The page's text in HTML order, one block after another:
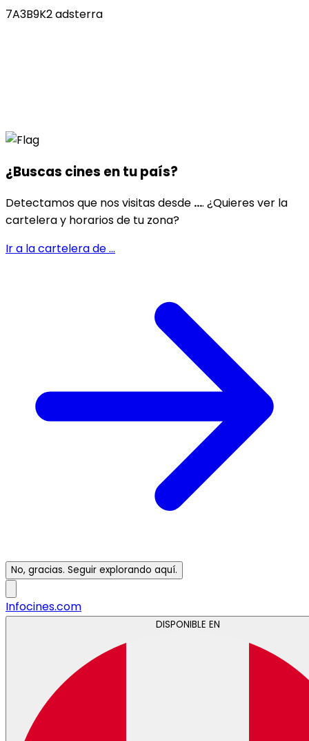
7A3B9K2 adsterra
¿Buscas cines entu país?
Detectamos que nos visitas desde .... ¿Quieres ver la
cartelera y horarios de tu zona?
Ir a la cartelera de...
No, gracias. Seguir explorando aquí.
Infocines.com
DISPONIBLE EN